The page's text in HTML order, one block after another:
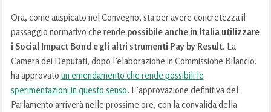
Ora, come auspicato nel Convegno, sta per avere concretezza il
passaggio normativo che rende possibile anche in Italia utilizzare
i Social Impact Bond e gli altri strumenti Pay by Result. La
Camera dei Deputati, dopo l’elaborazione in Commissione Bilancio,
ha approvato un emendamento che rende possibili le
sperimentazioni in questo senso. L’approvazione definitiva del
Parlamento arriverà nelle prossime ore, con la convalida della